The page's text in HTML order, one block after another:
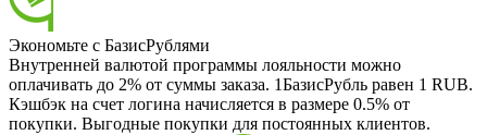
Экономьте с БазисРублями
Внутренней валютой программы лояльности можно
оплачивать до 2% от суммы заказа. 1БазисРубль равен 1 RUB.
Кэшбэк на счет логина начисляется в размере 0.5% от
покупки. Выгодные покупки для постоянных клиентов.